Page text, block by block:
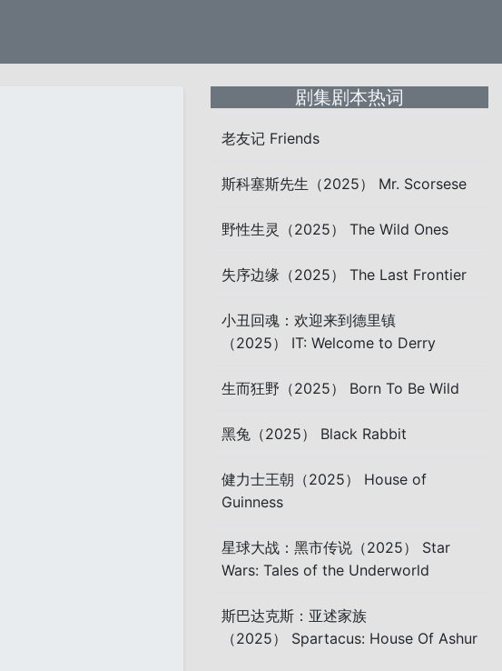
剧集剧本热词
老友记 Friends
斯科塞斯先生（2025） Mr. Scorsese
野性生灵（2025） The Wild Ones
失序边缘（2025） The Last Frontier
小丑回魂：欢迎来到德里镇
（2025） IT: Welcome to Derry
生而狂野（2025） Born To Be Wild
黑兔（2025） Black Rabbit
健力士王朝（2025） House of
Guinness
星球大战：黑市传说（2025） Star
Wars: Tales of the Underworld
斯巴达克斯：亚述家族
（2025） Spartacus: House Of Ashur